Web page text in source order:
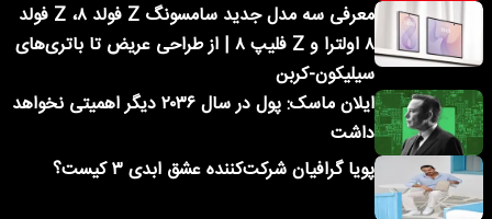
معرفی سه مدل جدید سامسونگ Z فولد ۸، Z فولد
۸ اولترا و Z فلیپ ۸ | از طراحی عریض تا باتری‌های
سیلیکون-کربن
ایلان ماسک: پول در سال ۲۰۳۶ دیگر اهمیتی نخواهد
داشت
پویا گرافیان شرکت‌کننده عشق ابدی ۳ کیست؟